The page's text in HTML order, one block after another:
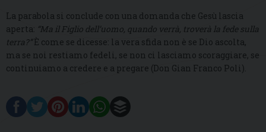
La parabola si conclude con una domanda che Gesù lascia
aperta: “Ma il Figlio dell’uomo, quando verrà, troverà la fede sulla
terra?”È come se dicesse: la vera sfida non è se Dio ascolta,
ma se noi restiamo fedeli, se non ci lasciamo scoraggiare, se
continuiamo a credere e a pregare (Don Gian Franco Poli).